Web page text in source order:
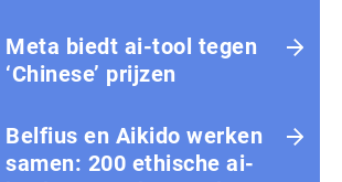
Meta biedt ai-tool tegen
‘Chinese’ prijzen
Belfius en Aikido werken
samen: 200 ethische ai-